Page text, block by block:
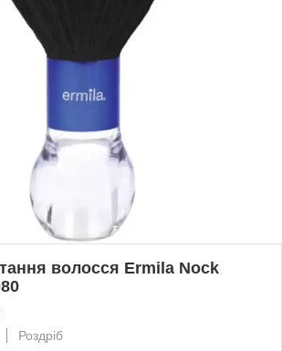
волосся Ermila Nock
Роздріб